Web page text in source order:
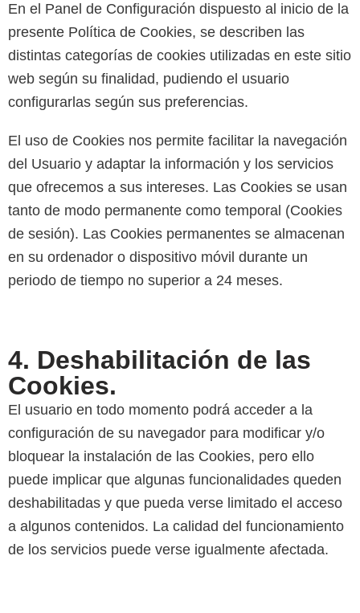
En el Panel de Configuración dispuesto al inicio de la
presente Política de Cookies, se describen las
distintas categorías de cookies utilizadas en este sitio
web según su finalidad, pudiendo el usuario
configurarlas según sus preferencias.
El uso de Cookies nos permite facilitar la navegación
del Usuario y adaptar la información y los servicios
que ofrecemos a sus intereses. Las Cookies se usan
tanto de modo permanente como temporal (Cookies
de sesión). Las Cookies permanentes se almacenan
en su ordenador o dispositivo móvil durante un
periodo de tiempo no superior a 24 meses.
4. Deshabilitación de las
Cookies.
El usuario en todo momento podrá acceder a la
configuración de su navegador para modificar y/o
bloquear la instalación de las Cookies, pero ello
puede implicar que algunas funcionalidades queden
deshabilitadas y que pueda verse limitado el acceso
a algunos contenidos. La calidad del funcionamiento
de los servicios puede verse igualmente afectada.